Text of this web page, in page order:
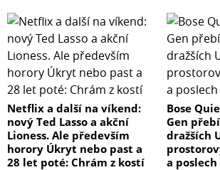
Netflix a další na víkend:
nový Ted Lasso a akční
Lioness. Ale především
horory Úkryt nebo past a
28 let poté: Chrám z kostí
Bose
Gen
dražších
a poslech